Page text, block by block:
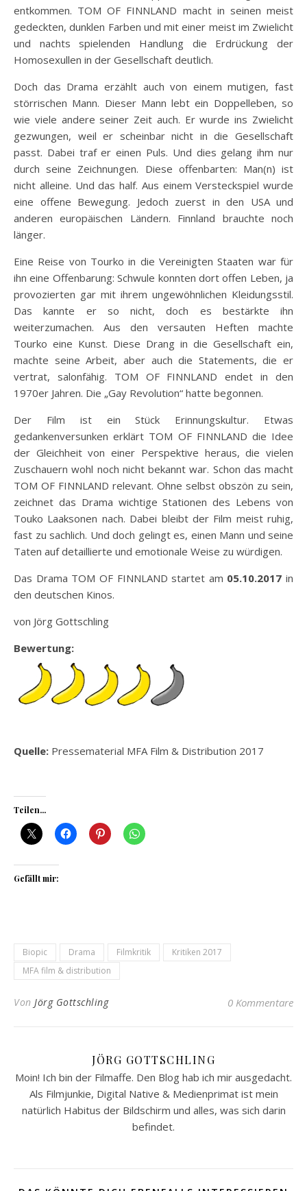
entkommen. TOM OF FINNLAND macht in seinen meist
gedeckten, dunklen Farben und mit einer meist im Zwielicht
und nachts spielenden Handlung die Erdrückung der
Homosexullen in der Gesellschaft deutlich.
Doch das Drama erzählt auch von einem mutigen, fast
störrischen Mann. Dieser Mann lebt ein Doppelleben, so
wie viele andere seiner Zeit auch. Er wurde ins Zwielicht
gezwungen, weil er scheinbar nicht in die Gesellschaft
passt. Dabei traf er einen Puls. Und dies gelang ihm nur
durch seine Zeichnungen. Diese offenbarten: Man(n) ist
nicht alleine. Und das half. Aus einem Versteckspiel wurde
eine offene Bewegung. Jedoch zuerst in den USA und
anderen europäischen Ländern. Finnland brauchte noch
länger.
Eine Reise von Tourko in die Vereinigten Staaten war für
ihn eine Offenbarung: Schwule konnten dort offen Leben, ja
provozierten gar mit ihrem ungewöhnlichen Kleidungsstil.
Das kannte er so nicht, doch es bestärkte ihn
weiterzumachen. Aus den versauten Heften machte
Tourko eine Kunst. Diese Drang in die Gesellschaft ein,
machte seine Arbeit, aber auch die Statements, die er
vertrat, salonfähig. TOM OF FINNLAND endet in den
1970er Jahren. Die „Gay Revolution“ hatte begonnen.
Der Film ist ein Stück Erinnungskultur. Etwas
gedankenversunken erklärt TOM OF FINNLAND die Idee
der Gleichheit von einer Perspektive heraus, die vielen
Zuschauern wohl noch nicht bekannt war. Schon das macht
TOM OF FINNLAND relevant. Ohne selbst obszön zu sein,
zeichnet das Drama wichtige Stationen des Lebens von
Touko Laaksonen nach. Dabei bleibt der Film meist ruhig,
fast zu sachlich. Und doch gelingt es, einen Mann und seine
Taten auf detaillierte und emotionale Weise zu würdigen.
Das Drama TOM OF FINNLAND startet am 05.10.2017 in
den deutschen Kinos.
von Jörg Gottschling
Bewertung:
Quelle: Pressematerial MFA Film & Distribution 2017
Teilen...
Gefällt mir:
Biopic Drama Filmkritik
Kritiken 2017
MFA film & distribution
Von Jörg Gottschling 0 Kommentare
JÖRG GOTTSCHLING
Moin! Ich bin der Filmaffe. Den Blog hab ich mir ausgedacht.
Als Filmjunkie, Digital Native & Medienprimat ist mein
natürlich Habitus der Bildschirm und alles, was sich darin
befindet.